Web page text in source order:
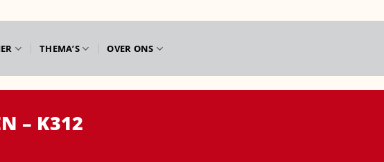
THEMA’S OVER ONS
– K312